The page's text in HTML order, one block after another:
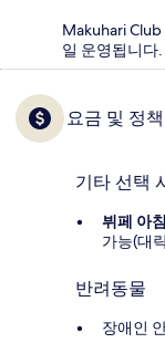
Makuhari
일 운영됩니다.
요금 및 정책
기타 선택
뷔페 아
가능(대
반려동물
장애인